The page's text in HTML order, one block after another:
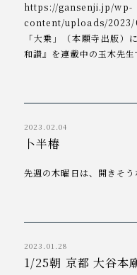
https://gansenji.jp/wp-
content/uploads/
「大乗」（本願寺出版
和讃』を連載中の玉木先生
2023.02.04
卜半椿
先週の木曜日は、開きそう
2023.01.28
1/25朝 京都 大谷本